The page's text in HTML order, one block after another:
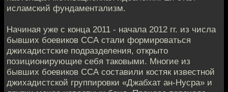
исламский фундаментализм.
Начиная уже с конца 2011 - начала 2012 гг. из числа
бывших боевиков ССА стали формироваться
джихадистские подразделения, открыто
позиционирующие себя таковыми. Многие из
бывших боевиков ССА составили костяк известной
джихадистской группировки «Джабхат ан-Нусра» и